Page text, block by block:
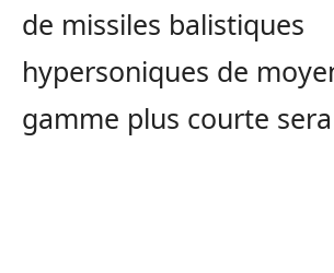
de missiles balistiques
hypersoniques de
gamme plus courte